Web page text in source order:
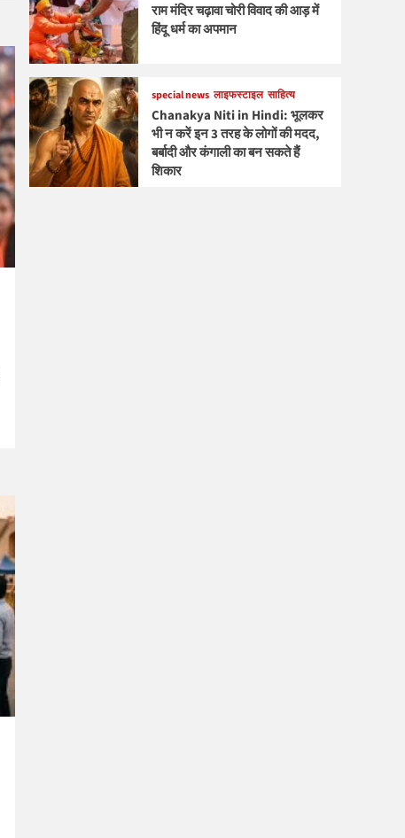
राम मंदिर चढ़ावा चोरी विवाद की आड़ में
हिंदू धर्म का अपमान
special news लाइफस्टाइल साहित्य
Chanakya Niti in Hindi: भूलकर
भी न करें इन 3 तरह के लोगों की मदद,
बर्बादी और कंगाली का बन सकते हैं
शिकार